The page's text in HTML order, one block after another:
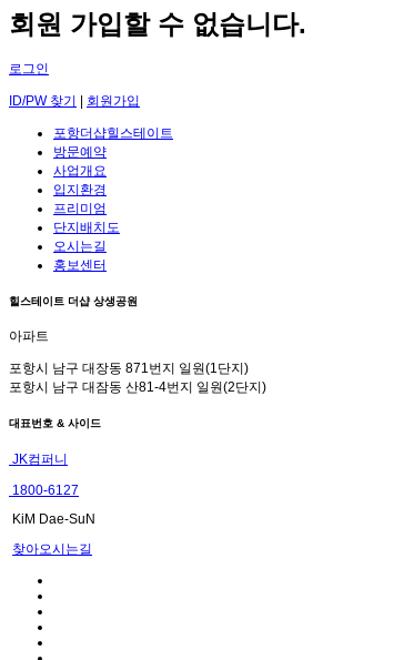
회원 가입할 수 없습니다.
로그인
ID/PW 찾기 회원가입
포항더샵힐스테이트
방문예약
사업개요
입지환경
프리미엄
단지배치도
오시는길
홍보센터
힐스테이트 더샵 상생공원
아파트
포항시 남구 대장동 871번지 일원(1단지)
포항시 남구 대잠동 산81-4번지 일원(2단지)
대표번호 & 사이드
JK컴퍼니
1800-6127
KiM Dae-SuN
찾아오시는길